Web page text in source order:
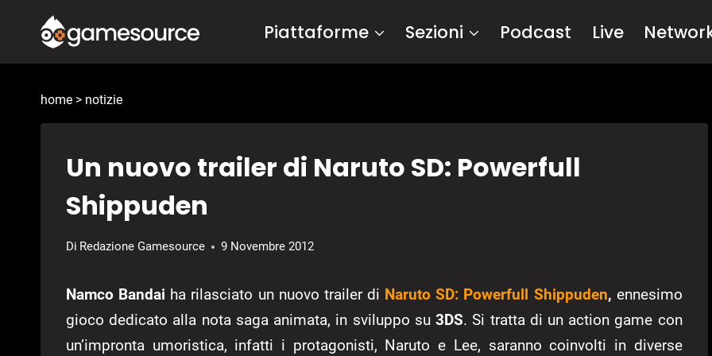
contenuto
Piattaforme Sezioni Podcast Live
home > notizie
Un nuovo trailer di Naruto SD: Powerfull
Shippuden
Di Redazione Gamesource 9 Novembre 2012
Namco Bandai ha rilasciato un nuovo trailer di Naruto SD: Powerfull Shippuden, ennesimo
gioco dedicato alla nota saga animata, in sviluppo su3DS. Si tratta di un action game con
un’impronta umoristica, infatti i protagonisti, Naruto e Lee, saranno coinvolti in diverse